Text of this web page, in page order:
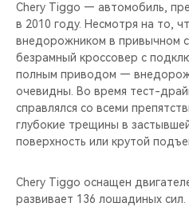
Chery Tiggo — автомобиль,
в 2010 году. Несмотря на то,
внедорожником в привычном
безрамный кроссовер с
полным приводом —
очевидны. Во время тест-
справлялся со всеми
глубокие трещины в
поверхность или крутой
Chery Tiggo оснащен
развивает 136 лошадиных